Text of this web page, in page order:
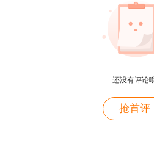
2026年3月23日至4月10日
日办公时间：上午
咨询电话：0531-
还没有评论
抢首评
资产评估师就是跟着林老师